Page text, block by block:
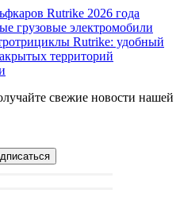
Rutrike 2026 года
грузовые электромобили
Rutrike: удобный
территорий
свежие новости нашей